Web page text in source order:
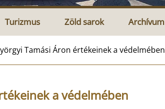
Turizmus Zöld sarok Archívum
Tamási Áron értékeinek a védelmében
a védelmében